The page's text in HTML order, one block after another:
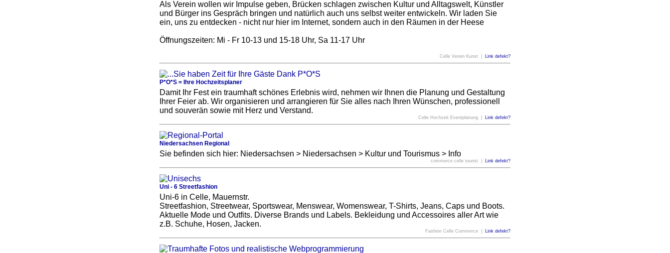
Als Verein wollen wir Impulse geben, Brücken schlagen zwischen Kultur und Alltagswelt, Künstler
und Bürger ins Gespräch bringen und natürlich auch uns selbst weiter entwickeln. Wir laden Sie
ein, uns zu entdecken - nicht nur hier im Internet, sondern auch in den Räumen in der Heese
Öffnungszeiten: Mi - Fr 10-13 und 15-18 Uhr, Sa 11-17 Uhr
Celle Verein Kunst | Link defekt?
P*O*S = Ihre Hochzeitsplaner
Damit Ihr Fest ein traumhaft schönes Erlebnis wird, nehmen wir Ihnen die Planung und Gestaltung
Ihrer Feier ab. Wir organisieren und arrangieren für Sie alles nach Ihren Wünschen, professionell
und souverän sowie mit Herz und Verstand.
Celle Hochzeit Eventplanung | Link defekt?
Niedersachsen Regional
Sie befinden sich hier: Niedersachsen > Niedersachsen > Kultur und Tourismus > Info
commerce celle tourist | Link defekt?
Uni - 6 Streetfashion
Uni-6 in Celle, Mauernstr.
Streetfashion, Streetwear, Sportswear, Menswear, Womenswear, T-Shirts, Jeans, Caps und Boots.
Aktuelle Mode und Outfits. Diverse Brands und Labels. Bekleidung und Accessoires aller Art wie
z.B. Schuhe, Hosen, Jacken.
Fashion Celle Commerce | Link defekt?